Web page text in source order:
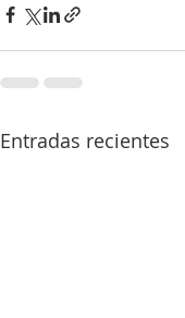
Entradas recientes